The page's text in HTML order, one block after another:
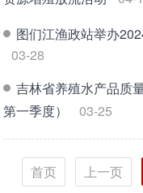
图们江渔政站举办
03-28
吉林省养殖水产品质
第一季度）
03-25
首页 上一页